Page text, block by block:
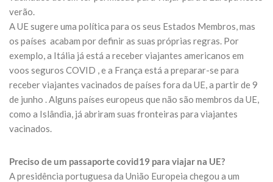
verão.
A UE sugere uma política para os seus Estados Membros, mas
os países acabam por definir as suas próprias regras. Por
exemplo, a Itália já está a receber viajantes americanos em
voos seguros COVID , e a França está a preparar-se para
receber viajantes vacinados de países fora da UE, a partir de 9
de junho . Alguns países europeus que não são membros da UE,
como a Islândia, já abriram suas fronteiras para viajantes
vacinados.
Preciso de um passaporte covid19 para viajar na UE?
A presidência portuguesa da União Europeia chegou a um